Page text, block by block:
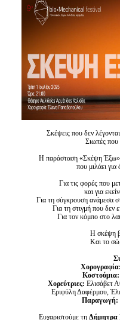
Σκέψεις που δεν
Σιωπές που
Η παράσταση «Σκέψη Έξω»
που μιλάει
Για τις φορές που
και για
Για τη σύγκρουση ανάμεσα
Για τη στιγμή που δεν
Για τον κόμπο στο
Η σκέψη
Και το
Χορογραφία:
Κοστούμια:
Χορεύτριες: Ελισάβετ
Εριφύλη Δαφέρμου,
Παραγωγή:
Ευχαριστούμε τη Δήμητρα